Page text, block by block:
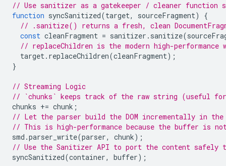
// Use sanitizer as a gatekeeper / cleaner function
function syncSanitized(target, sourceFragment)
{
// .sanitize() returns a fresh, clean
const cleanFragment = sanitizer . sanitize(
// replaceChildren is the modern high-performance
target. replaceChildren(cleanFragment);
}
// Streaming Logic
// `chunks` keeps track of the raw string (useful for
chunks += chunk ;
// Let the parser build the DOM incrementally in
// This is high-performance because the buffer is
smd .parser_write(parser, chunk);
// Use the Sanitizer API to port the content safely
syncSanitized(container, buffer);